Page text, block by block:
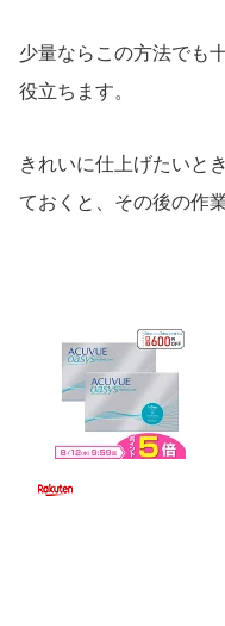
少量ならこの方法でも
役立ちます。
きれいに仕上げたいと
ておくと、その後の作